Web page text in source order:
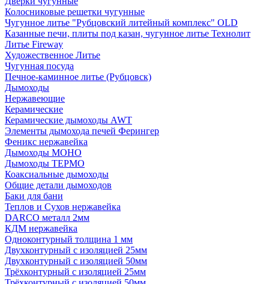
Колосниковые решетки чугунные
Чугунное литье "Рубцовский литейный комплекс" OLD
Казанные печи, плиты под казан, чугунное литье Технолит
Литье Fireway
Художественное Литье
Чугунная посуда
Печное-каминное литье (Рубцовск)
Дымоходы
Нержавеющие
Керамические
Керамические дымоходы AWT
Элементы дымохода печей Ферингер
Феникс нержавейка
Дымоходы МОНО
Дымоходы ТЕРМО
Коаксиальные дымоходы
Общие детали дымоходов
Баки для бани
Теплов и Сухов нержавейка
DARCO металл 2мм
КДМ нержавейка
Одноконтурный толщина 1 мм
Двухконтурный с изоляцией 25мм
Двухконтурный с изоляцией 50мм
Трёхконтурный с изоляцией 25мм